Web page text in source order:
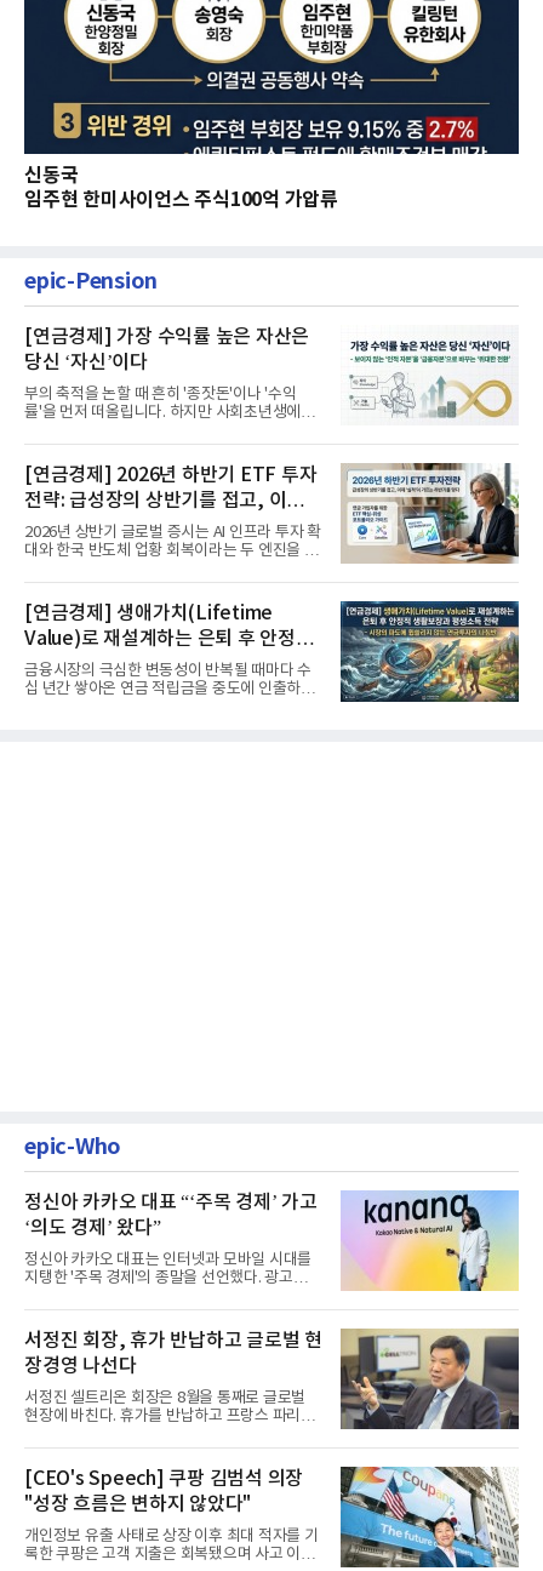
신동국
임주현 한미사이언스 주식100억 가압류
epic-Pension
[연금경제] 가장 수익률 높은 자산은
당신 ‘자신’이다
부의 축적을 논할 때 흔히 '종잣돈'이나 '수익
률'을 먼저 떠올립니다. 하지만 사회초년생에게
[연금경제] 2026년 하반기 ETF 투자
전략: 급성장의 상반기를 접고, 이제
'실적'이 가르는 하반기를 맞다
2026년 상반기 글로벌 증시는 AI 인프라 투자 확
대와 한국 반도체 업황 회복이라는 두 엔진을 달
[연금경제] 생애가치(Lifetime
Value)로 재설계하는 은퇴 후 안정적
생활보장과 평생소득 전략
금융시장의 극심한 변동성이 반복될 때마다 수
십 년간 쌓아온 연금 적립금을 중도에 인출하거
epic-Who
정신아 카카오 대표 “‘주목 경제’ 가고
‘의도 경제’ 왔다”
정신아 카카오 대표는 인터넷과 모바일 시대를
지탱한 '주목 경제'의 종말을 선언했다. 광고를
서정진 회장, 휴가 반납하고 글로벌 현
장경영 나선다
서정진 셀트리온 회장은 8월을 통째로 글로벌
현장에 바친다. 휴가를 반납하고 프랑스 파리에
[CEO's Speech] 쿠팡 김범석 의장
"성장 흐름은 변하지 않았다"
개인정보 유출 사태로 상장 이후 최대 적자를 기
록한 쿠팡은 고객 지출은 회복됐으며 사고 이전